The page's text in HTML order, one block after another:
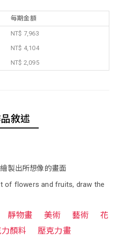
每期金額
NT$ 7,963
NT$ 4,104
NT$ 2,095
敘述
製出所想像的畫面
of flowers and fruits, draw the
靜物畫 美術 藝術
花
顏料 壓克力畫